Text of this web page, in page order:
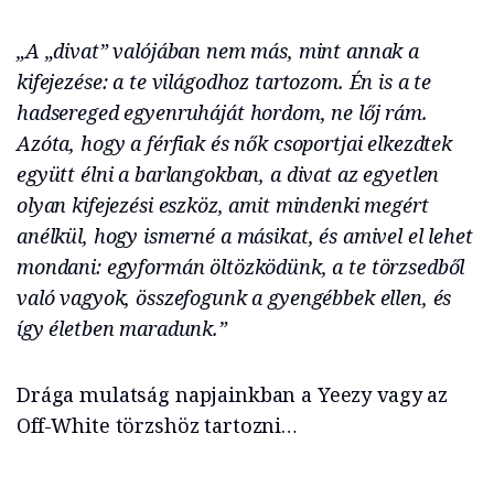
„A „divat” valójában nem más, mint annak a
kifejezése: a te világodhoz tartozom. Én is a te
hadsereged egyenruháját hordom, ne lőj rám.
Azóta, hogy a férfiak és nők csoportjai elkezdtek
együtt élni a barlangokban, a divat az egyetlen
olyan kifejezési eszköz, amit mindenki megért
anélkül, hogy ismerné a másikat, és amivel el lehet
mondani: egyformán öltözködünk, a te törzsedből
való vagyok, összefogunk a gyengébbek ellen, és
így életben maradunk.”
Drága mulatság napjainkban a Yeezy vagy az
Off-White törzshöz tartozni…